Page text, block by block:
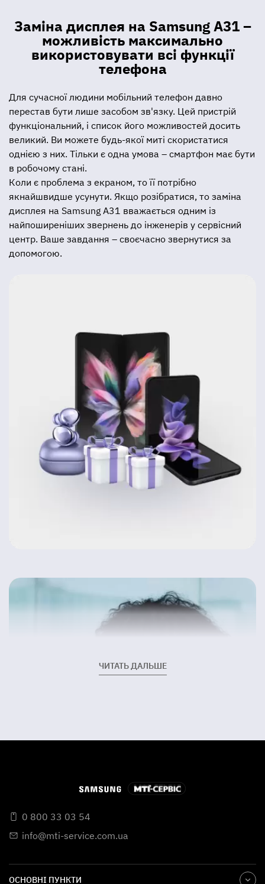
Заміна дисплея на Samsung А31 –
можливість максимально
використовувати всі функції
телефона
Для сучасної людини мобільний телефон давно
перестав бути лише засобом зв'язку. Цей пристрій
функціональний, і список його можливостей досить
великий. Ви можете будь-якої миті скористатися
однією з них. Тільки є одна умова – смартфон має бути
в робочому стані.
Коли є проблема з екраном, то її потрібно
якнайшвидше усунути. Якщо розібратися, то заміна
дисплея на Samsung А31 вважається одним із
найпоширеніших звернень до інженерів у сервісний
центр. Ваше завдання – своєчасно звернутися за
допомогою.
ЧИТАТЬ ДАЛЬШЕ
0 800 33 03 54
info@mti-service.com.ua
ОСНОВНІ ПУНКТИ